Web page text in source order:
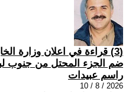
(3) قراءة في اعلان وزارة
ضم الجزء المحتل من جنوب
راسم عبيدات
2026 / 8 / 10